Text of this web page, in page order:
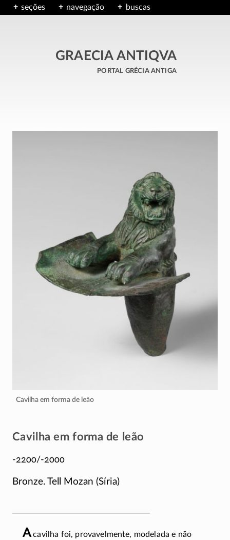
seções navegação buscas
GRAECIA ANTIQVA
portal grécia antiga
Cavilha em forma de leão
Cavilha em forma de leão
-2200/-2000
Bronze. Tell Mozan (Síria)
Acavilha foi, provavelmente, modelada e não